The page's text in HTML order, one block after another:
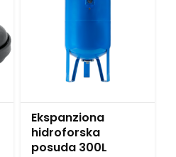
Ekspanziona
hidroforska
posuda 300L